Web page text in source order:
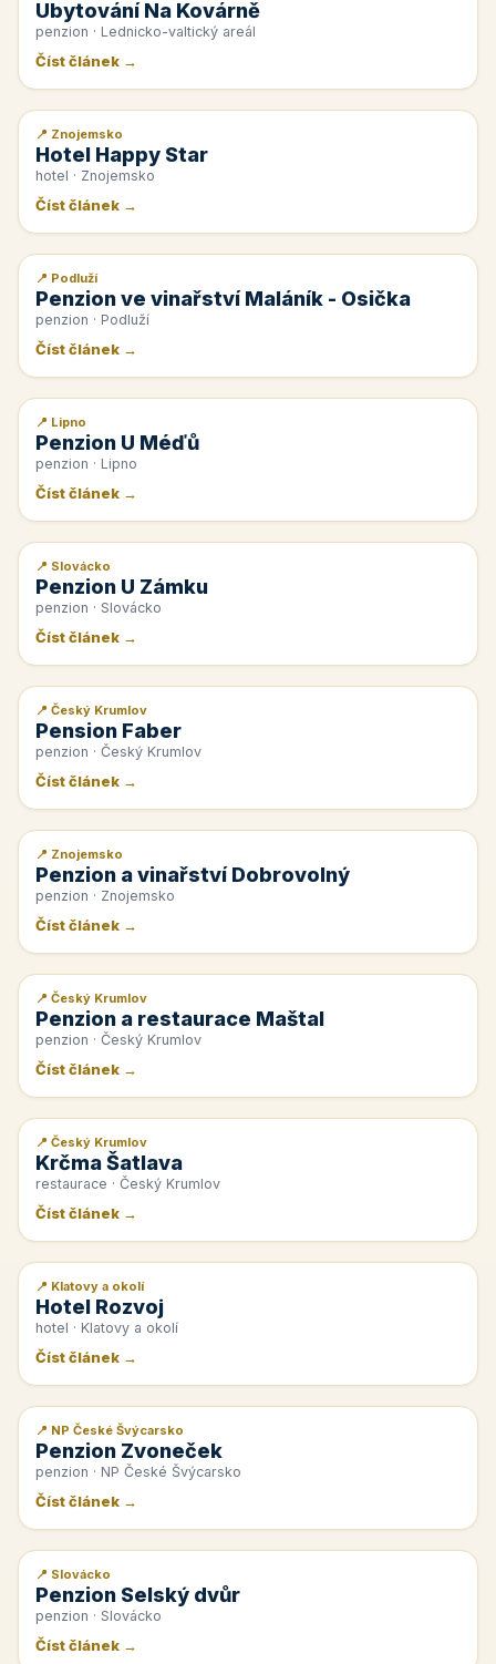
Ubytování Na Kovárně
penzion · Lednicko-valtický areál
Číst článek →
📰 PR článek
📍 Znojemsko
Hotel Happy Star
hotel · Znojemsko
Číst článek →
📰 PR článek
📍 Podluží
Penzion ve vinařství Maláník - Osička
penzion · Podluží
Číst článek →
📰 PR článek
📍 Lipno
Penzion U Méďů
penzion · Lipno
Číst článek →
📰 PR článek
📍 Slovácko
Penzion U Zámku
penzion · Slovácko
Číst článek →
📰 PR článek
📍 Český Krumlov
Pension Faber
penzion · Český Krumlov
Číst článek →
📰 PR článek
📍 Znojemsko
Penzion a vinařství Dobrovolný
penzion · Znojemsko
Číst článek →
📰 PR článek
📍 Český Krumlov
Penzion a restaurace Maštal
penzion · Český Krumlov
Číst článek →
📰 PR článek
📍 Český Krumlov
Krčma Šatlava
restaurace · Český Krumlov
Číst článek →
📰 PR článek
📍 Klatovy a okolí
Hotel Rozvoj
hotel · Klatovy a okolí
Číst článek →
📰 PR článek
📍 NP České Švýcarsko
Penzion Zvoneček
penzion · NP České Švýcarsko
Číst článek →
📰 PR článek
📍 Slovácko
Penzion Selský dvůr
penzion · Slovácko
Číst článek →